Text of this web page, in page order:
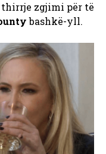
thirrje zgjimi për të
bashkë-yll.